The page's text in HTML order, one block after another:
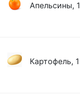
Апельсины,
Картофель,